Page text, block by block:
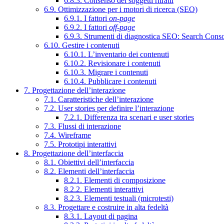
6.9. Ottimizzazione per i motori di ricerca (SEO)
6.9.1. I fattori on-page
6.9.2. I fattori off-page
6.9.3. Strumenti di diagnostica SEO: Search
6.10. Gestire i contenuti
6.10.1. L’inventario dei contenuti
6.10.2. Revisionare i contenuti
6.10.3. Migrare i contenuti
6.10.4. Pubblicare i contenuti
7. Progettazione dell’interazione
7.1. Caratteristiche dell’interazione
7.2. User stories per definire l’interazione
7.2.1. Differenza tra scenari e user stories
7.3. Flussi di interazione
7.4. Wireframe
7.5. Prototipi interattivi
8. Progettazione dell’interfaccia
8.1. Obiettivi dell’interfaccia
8.2. Elementi dell’interfaccia
8.2.1. Elementi di composizione
8.2.2. Elementi interattivi
8.2.3. Elementi testuali (microtesti)
8.3. Progettare e costruire in alta fedeltà
8.3.1. Layout di pagina